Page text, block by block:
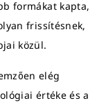
formákat kapta,
frissítésnek,
közül.
elég
értéke és a